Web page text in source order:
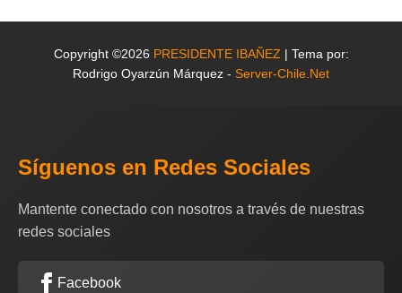
Copyright ©2026 PRESIDENTE IBAÑEZ | Tema por:
Rodrigo Oyarzún Márquez - Server-Chile.Net
Síguenos en Redes Sociales
Mantente conectado con nosotros a través de nuestras
redes sociales
Facebook